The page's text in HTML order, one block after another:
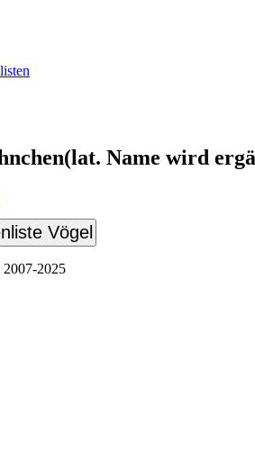
Name wird
Vögel
2025